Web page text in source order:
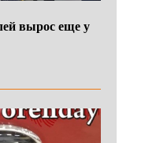
вырос еще у